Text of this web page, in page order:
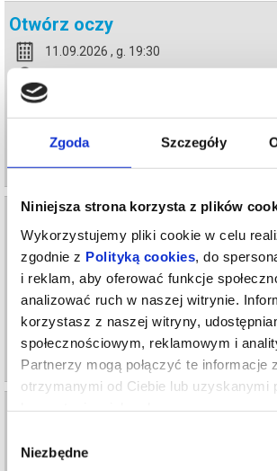
Zgoda Szczegóły
Niniejsza strona korzysta z plików
Wykorzystujemy pliki cookie w celu
zgodnie z Polityką cookies , do
i reklam, aby oferować funkcje
analizować ruch w naszej witrynie.
korzystasz z naszej witryny,
społecznościowym, reklamowym i
Partnerzy mogą połączyć te informacje
otrzymanymi od Ciebie lub uzyskanymi
zgody
Niezbędne
Otwórz oczy
11.09.2026 , g. 19:30
Teatr Polski im. Arnolda Szyfmana...
info
Otwórz oczy
12.09.2026 , g. 19:30
Warszawa
Teatr Polski im. Arnolda Szyfmana...
info
Otwórz oczy